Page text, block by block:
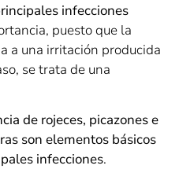
infecciones
puesto que la
a una irritación producida
se trata de una
de rojeces, picazones e
son elementos básicos
infecciones.